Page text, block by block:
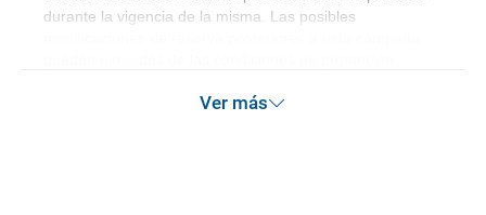
durante la vigencia de la misma. Las posibles
Ver más